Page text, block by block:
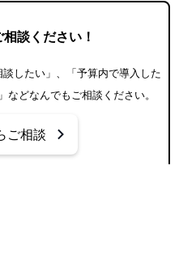
談ください！
したい」、「予算内で導入した
どなんでもご相談ください。
らご相談